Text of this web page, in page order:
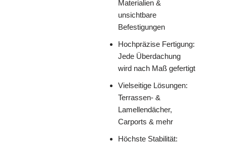
Materialien &
unsichtbare
Befestigungen
Hochpräzise Fertigung:
Jede Überdachung
wird nach Maß gefertigt
Vielseitige Lösungen:
Terrassen- &
Lamellendächer,
Carports & mehr
Höchste Stabilität: